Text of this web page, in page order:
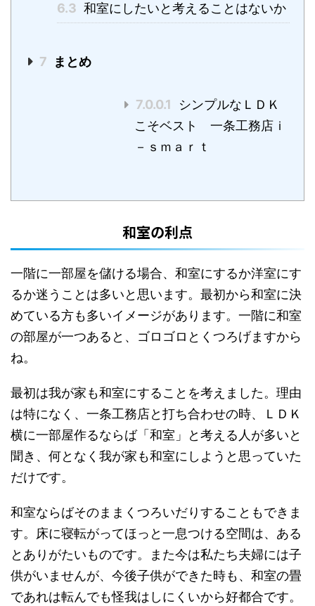
6.3 和室にしたいと考えることはないか
7 まとめ
7.0.0.1
シンプルなＬＤＫ
こそベスト 一条工務店ｉ
－ｓｍａｒｔ
和室の利点
一階に一部屋を儲ける場合、和室にするか洋室にす
るか迷うことは多いと思います。最初から和室に決
めている方も多いイメージがあります。一階に和室
の部屋が一つあると、ゴロゴロとくつろげますから
ね。
最初は我が家も和室にすることを考えました。理由
は特になく、一条工務店と打ち合わせの時、ＬＤＫ
横に一部屋作るならば「和室」と考える人が多いと
聞き、何となく我が家も和室にしようと思っていた
だけです。
和室ならばそのままくつろいだりすることもできま
す。床に寝転がってほっと一息つける空間は、ある
とありがたいものです。また今は私たち夫婦には子
供がいませんが、今後子供ができた時も、和室の畳
であれは転んでも怪我はしにくいから好都合です。